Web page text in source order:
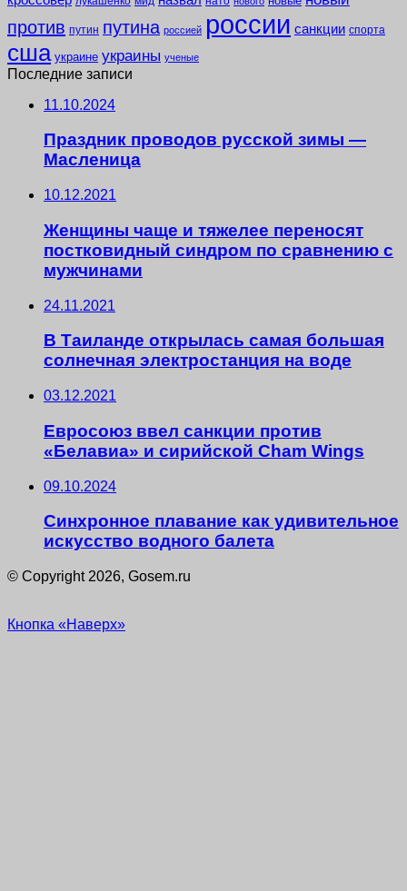
против путин путина россией россии санкции спорта
сша украине украины ученые
Последние записи
11.10.2024
Праздник проводов русской зимы —
Масленица
10.12.2021
Женщины чаще и тяжелее переносят
постковидный синдром по сравнению с
мужчинами
24.11.2021
В Таиланде открылась самая большая
солнечная электростанция на воде
03.12.2021
Евросоюз ввел санкции против
«Белавиа» и сирийской Cham Wings
09.10.2024
Синхронное плавание как удивительное
искусство водного балета
© Copyright 2026, Gosem.ru
Кнопка «Наверх»